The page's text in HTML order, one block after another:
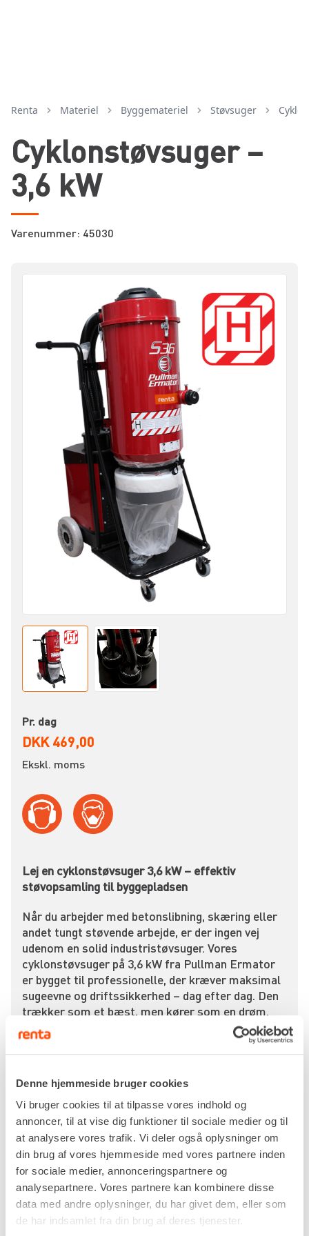
Denne hjemmeside bruger cookies
Vi bruger cookies til at tilpasse vores indhold og
annoncer, til at vise dig funktioner til sociale medier og til
at analysere vores trafik. Vi deler også oplysninger om
din brug af vores hjemmeside med vores partnere inden
for sociale medier, annonceringspartnere og
analysepartnere. Vores partnere kan kombinere disse
data med andre oplysninger, du har givet dem, eller som
de har indsamlet fra din brug af deres tjenester.
Renta Materiel byggemateriel støvsuger
Cyklonstøvsuger –
3,6 kW
Varenummer: 45030
Pr. dag
DKK 469,00
Ekskl. moms
Lej en cyklonstøvsuger 3,6 kW – effektiv
støvopsamling til byggepladsen
Når du arbejder med betonslibning, skæring eller
andet tungt støvende arbejde, er der ingen vej
udenom en solid industristøvsuger. Vores
cyklonstøvsuger på 3,6 kW fra Pullman Ermator
er bygget til professionelle, der kræver maksimal
sugeevne og driftssikkerhed – dag efter dag. Den
trækker som et bæst, men kører som en drøm.
Med tre kraftige motorer og HEPA-filtrering
klarer den selv det fineste betonstøv, uden at du
har stor kapacitet, så du kan arbejde længere uden
afbrydelser, og med sin luftmængde på hele 400
m³/t får du effektiv støvopsamling selv på store
flader.
Den er nem at rulle rundt på byggepladsen, vejer
blot 63 kg og kommer med en 7,5 meters
sugeslange, så du kan bevæge dig frit omkring.
Uanset om du arbejder med gulvslibere,
vægfræsere eller betonsave, sikrer denne